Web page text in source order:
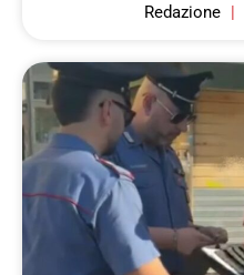
Redazione